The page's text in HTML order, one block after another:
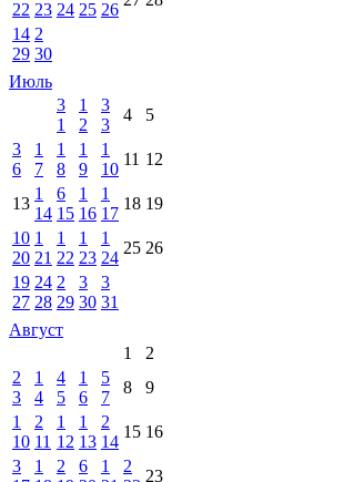
22 23 24 25 26
14
29
2
30
Июль
3
1
1
2
3
3
4
5
3
6
1
7
1
8
1
9
1
10
11 12
13
1
14
6
15
1
16
1
17
18 19
10
20
1
21
1
22
1
23
1
24
25 26
19
27
24
28
2
29
3
30
3
31
Август
1
2
2
3
1
4
4
5
1
6
5
7
8
9
1
10
2
11
1
12
1
13
2
14
15 16
3
1
2
6
1
2
23